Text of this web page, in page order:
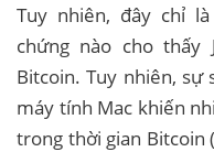
Tuy nhiên, đây chỉ
chứng nào cho
Bitcoin. Tuy nhiên, sự
máy tính Mac khiến
trong thời gian Bitcoin